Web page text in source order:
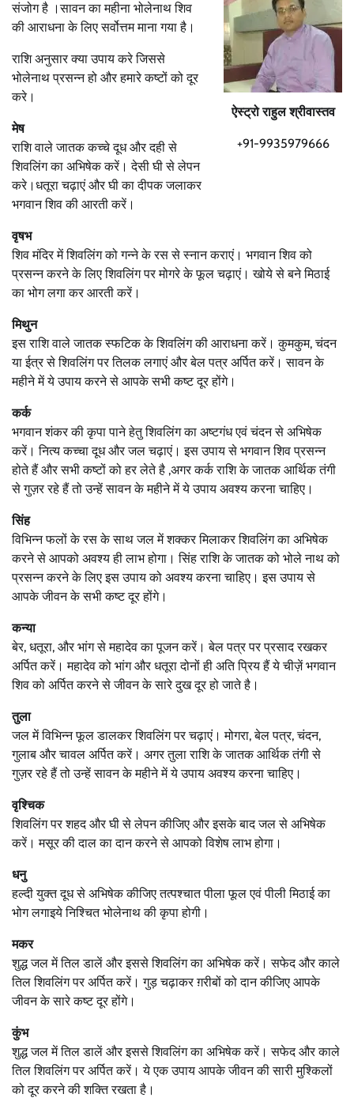
ऐस्ट्रो राहुल श्रीवास्तव
+91-9935979666
संजोग है ।सावन का महीना भोलेनाथ शिव
की आराधना के लिए सर्वोत्तम माना गया है।
राशि अनुसार क्या उपाय करे जिससे
भोलेनाथ प्रसन्न हो और हमारे कष्टों को दूर
करे।
मेष
राशि वाले जातक कच्‍चे दूध और दही से
शिवलिंग का अभिषेक करें। देसी घी से लेपन
करे।धतूरा चढ़ाएं और घी का दीपक जलाकर
भगवान शिव की आरती करें।
वृषभ
शिव मंदिर में शिवलिंग को गन्‍ने के रस से स्‍नान कराएं। भगवान शिव को
प्रसन्‍न करने के लिए शिवलिंग पर मोगरे के फूल चढ़ाएं। खोये से बने मिठाई
का भोग लगा कर आरती करें।
मिथुन
इस राशि वाले जातक स्‍फटिक के शिवलिंग की आराधना करें। कुमकुम, चंदन
या ईत्र से शिवलिंग पर तिलक लगाएं और बेल पत्र अर्पित करें। सावन के
महीने में ये उपाय करने से आपके सभी कष्ट दूर होंगे।
कर्क
भगवान शंकर की कृपा पाने हेतु शिवलिंग का अष्‍टगंध एवं चंदन से अभिषेक
करें। नित्य कच्‍चा दूध और जल चढ़ाएं। इस उपाय से भगवान शिव प्रसन्‍न
होते हैं और सभी कष्टों को हर लेते है ,अगर कर्क राशि के जातक आर्थिक तंगी
से गुज़र रहे हैं तो उन्‍हें सावन के महीने में ये उपाय अवश्य करना चाहिए।
सिंह
विभिन्‍न फलों के रस के साथ जल में शक्‍कर मिलाकर शिवलिंग का अभिषेक
करने से आपको अवश्‍य ही लाभ होगा। सिंह राशि के जातक को भोले नाथ को
प्रसन्‍न करने के लिए इस उपाय को अवश्य करना चाहिए। इस उपाय से
आपके जीवन के सभी कष्ट दूर होंगे।
कन्‍या
बेर, धतूरा, और भांग से महादेव का पूजन करें। बेल पत्र पर प्रसाद रखकर
अर्पित करें। महादेव को भांग और धतूरा दोनों ही अति प्रिय हैं ये चीज़ें भ‍गवान
शिव को अर्पित करने से जीवन के सारे दुख दूर हो जाते है।
तुला
जल में विभिन्‍न फूल डालकर शिवलिंग पर चढ़ाएं। मोगरा, बेल पत्र, चंदन,
गुलाब और चावल अर्पित करें। अगर तुला राशि के जातक आर्थिक तंगी से
गुज़र रहे हैं तो उन्‍हें सावन के महीने में ये उपाय अवश्य करना चाहिए।
वृश्चिक
शिवलिंग पर शहद और घी से लेपन कीजिए और इसके बाद जल से अभिषेक
करें। मसूर की दाल का दान करने से आपको विशेष लाभ होगा।
धनु
हल्दी युक्त दूध से अभिषेक कीजिए तत्पश्चात पीला फूल एवं पीली मिठाई का
भोग लगाइये निश्चित भोलेनाथ की कृपा होगी।
मकर
शुद्ध जल में तिल डालें और इससे शिवलिंग का अभिषेक करें। सफेद और काले
तिल शिवलिंग पर अर्पित करें। गुड़ चढ़ाकर ग़रीबों को दान कीजिए आपके
जीवन के सारे कष्ट दूर होंगे।
कुंभ
शुद्ध जल में तिल डालें और इससे शिवलिंग का अभिषेक करें। सफेद और काले
तिल शिवलिंग पर अर्पित करें। ये एक उपाय आपके जीवन की सारी मुश्किलों
को दूर करने की शक्‍ति रखता है।